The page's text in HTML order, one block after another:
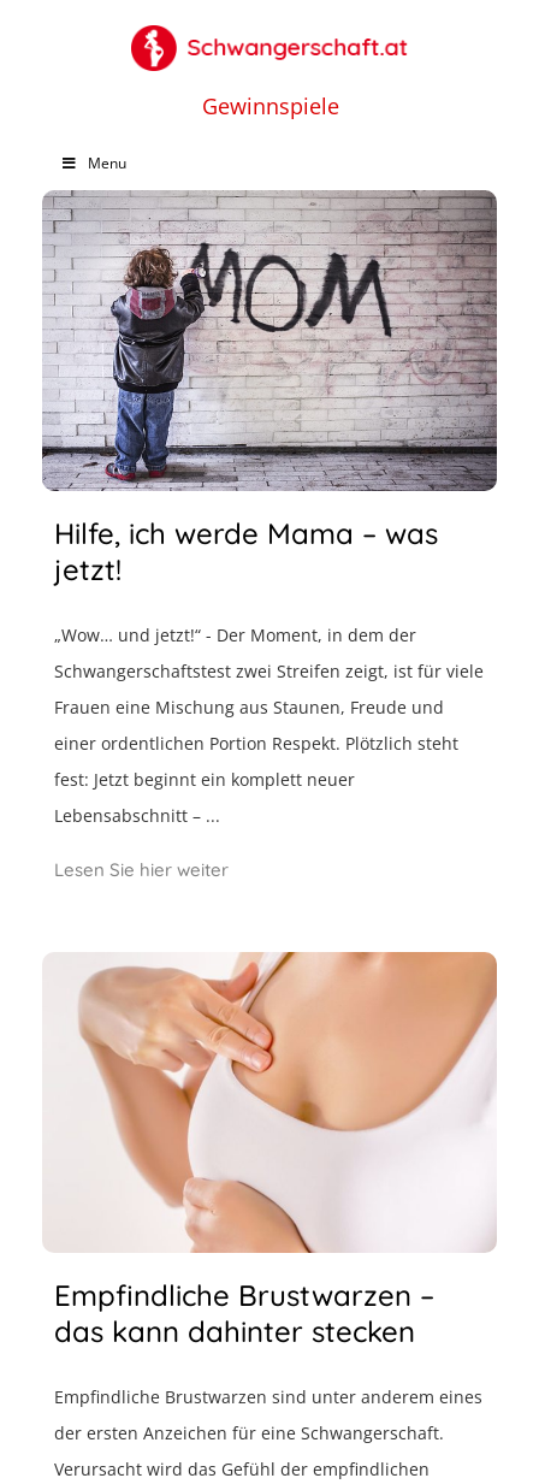
Gewinnspiele
Menu
Hilfe, ich werde Mama – was
jetzt!
„Wow… und jetzt!“ - Der Moment, in dem der
Schwangerschaftstest zwei Streifen zeigt, ist für viele
Frauen eine Mischung aus Staunen, Freude und
einer ordentlichen Portion Respekt. Plötzlich steht
fest: Jetzt beginnt ein komplett neuer
Lebensabschnitt – ...
Lesen Sie hier weiter
Empfindliche Brustwarzen –
das kann dahinter stecken
Empfindliche Brustwarzen sind unter anderem eines
der ersten Anzeichen für eine Schwangerschaft.
Verursacht wird das Gefühl der empfindlichen